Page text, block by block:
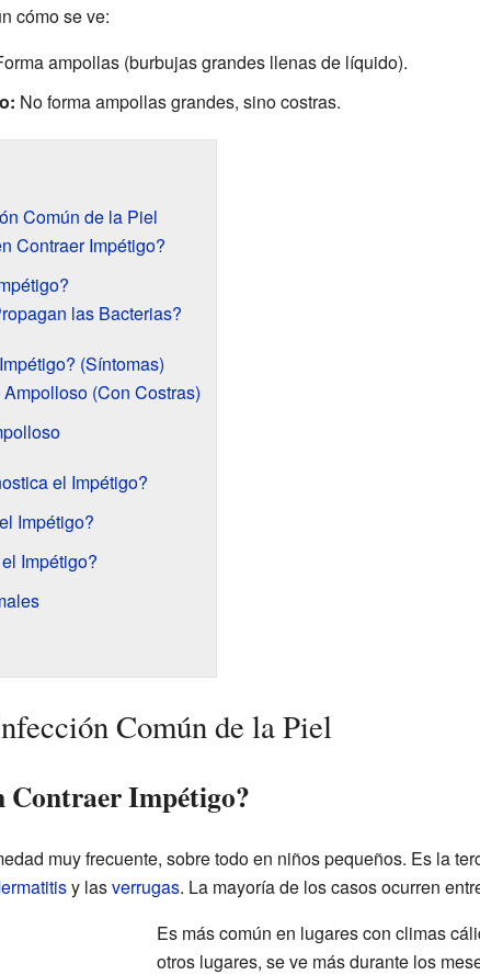
cómo se ve:
ampollas (burbujas grandes llenas de líquido).
No forma ampollas grandes, sino costras.
Común de la Piel
Contraer Impétigo?
las Bacterias?
(Síntomas)
(Con Costras)
el Impétigo?
Impétigo?
Impétigo?
Común de la Piel
Contraer Impétigo?
muy frecuente, sobre todo en niños pequeños. Es la
y lasverrugas. La mayoría de los casos ocurren
Es más común en lugares con climas
otros lugares, se ve más durante los